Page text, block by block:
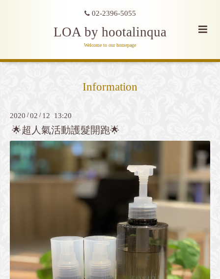
02-2396-5055
LOA by hootalinqua
Welcome to our homepage
Information
2020 /02 / 12 13:20
🌟超人氣活動護髮開跑🌟